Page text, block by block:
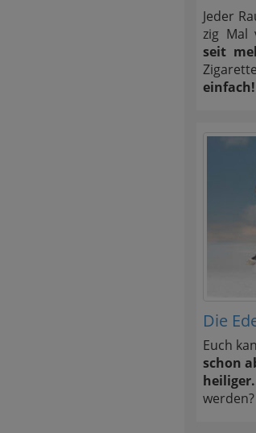
Jeder
zig Mal
seit
einfach!
Die
Euch
schon